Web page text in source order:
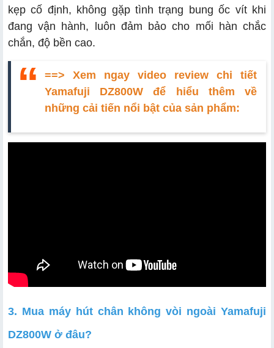
kẹp cố định, không gặp tình trạng bung ốc vít khi
đang vận hành, luôn đảm bảo cho mối hàn chắc
chắn, độ bền cao.
==> Xem ngay video review chi tiết
Yamafuji DZ800W để hiểu thêm về
những cải tiến nổi bật của sản phẩm:
3. Mua máy hút chân không vòi ngoài Yamafuji
DZ800W ở đâu?